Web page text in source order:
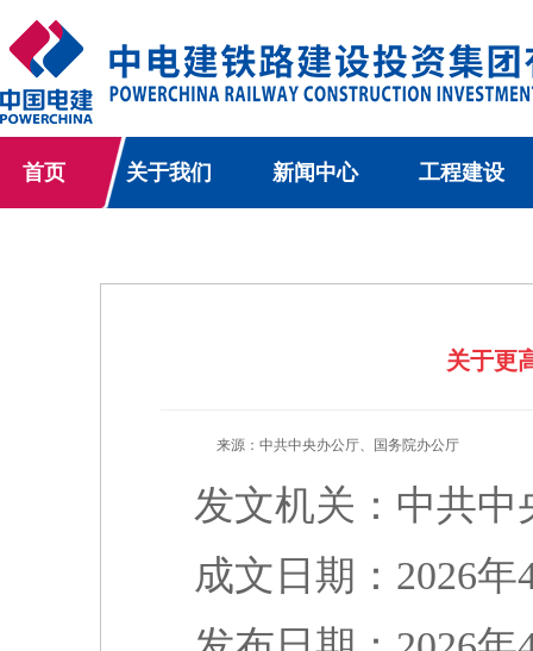
首页 关于我们 新闻中心 工程建设
关于更
来源：中共中央办公厅、国务院办公厅
发文机关：中共
成文日期：2026年